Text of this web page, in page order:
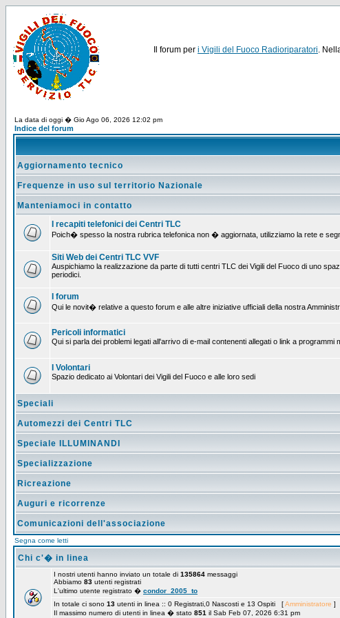
Il forum per i Vigili del Fuoco Radioriparatori.
La data di oggi � Gio Ago 06, 2026 12:02 pm
Indice del forum
Aggiornamento tecnico
Frequenze in uso sul territorio Nazionale
Manteniamoci in contatto
I recapiti telefonici dei Centri TLC
Poich� spesso la nostra rubrica telefonica non � aggiornata, utilizziamo la rete e
Siti Web dei Centri TLC VVF
Auspichiamo la realizzazione da parte di tutti centri TLC dei Vigili del Fuoco di uno
periodici.
I forum
Qui le novit� relative a questo forum e alle altre iniziative ufficiali della nostra
Pericoli informatici
Qui si parla dei problemi legati all'arrivo di e-mail contenenti allegati o link a programmi
I Volontari
Spazio dedicato ai Volontari dei Vigili del Fuoco e alle loro sedi
Speciali
Automezzi dei Centri TLC
Speciale ILLUMINANDI
Specializzazione
Ricreazione
Auguri e ricorrenze
Comunicazioni dell'associazione
Segna come letti
Chi c'� in linea
I nostri utenti hanno inviato un totale di 135864 messaggi
Abbiamo 83 utenti registrati
L'ultimo utente registrato � condor_2005_to
In totale ci sono 13 utenti in linea :: 0 Registrati,0 Nascosti e 13 Ospiti [Amministratore ]
Il massimo numero di utenti in linea � stato 851 il Sab Feb 07, 2026 6:31 pm